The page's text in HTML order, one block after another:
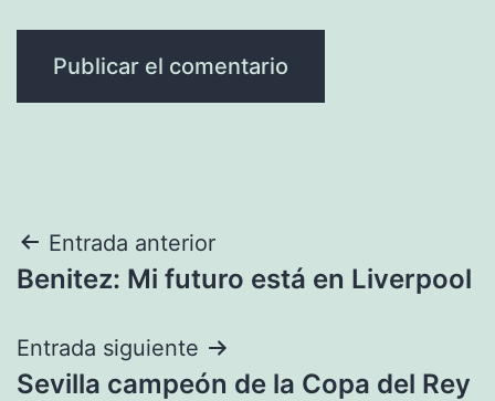
Navegación
de
entradas
Entrada anterior
Benitez: Mi futuro está en Liverpool
Entrada siguiente
Sevilla campeón de la Copa del Rey